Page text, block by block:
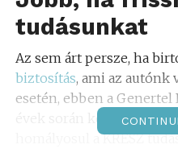
tudásunkat
Az sem árt persze, ha
biztosítás, ami az autónk
esetén, ebben a
évek során könnyedén
homályosul a KRESZ